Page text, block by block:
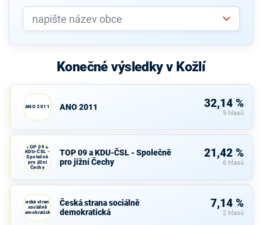
Konečné výsledky v Kožlí
ANO 2011 ANO 2011 32,14 %
9 hlasů
TOP 09 a
KDU-ČSL -
Společně
pro jižní
Čechy
TOP 09 a KDU-ČSL - Společně
pro jižní Čechy
21,42 %
6 hlasů
Česká strana
sociálně
demokratická
Česká strana sociálně
demokratická
7,14 %
2 hlasů